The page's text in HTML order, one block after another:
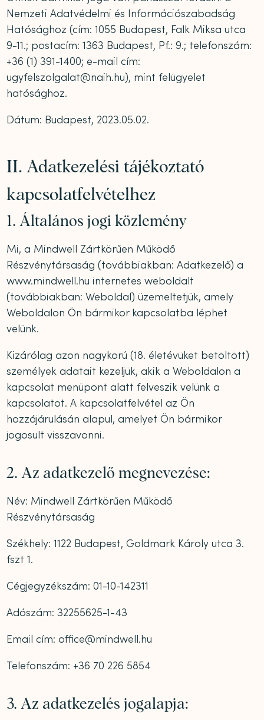
Nemzeti Adatvédelmi és Információszabadság
Hatósághoz (cím: 1055 Budapest, Falk Miksa utca
9-11.; postacím: 1363 Budapest, Pf.: 9.; telefonszám:
+36 (1) 391-1400; e-mail cím:
ugyfelszolgalat@naih.hu), mint felügyelet
hatósághoz.
Dátum: Budapest, 2023.05.02.
II. Adatkezelési tájékoztató
kapcsolatfelvételhez
1. Általános jogi közlemény
Mi, a Mindwell Zártkörűen Működő
Részvénytársaság (továbbiakban: Adatkezelő) a
www.mindwell.hu internetes weboldalt
(továbbiakban: Weboldal) üzemeltetjük, amely
Weboldalon Ön bármikor kapcsolatba léphet
velünk.
Kizárólag azon nagykorú (18. életévüket betöltött)
személyek adatait kezeljük, akik a Weboldalon a
kapcsolat menüpont alatt felveszik velünk a
kapcsolatot. A kapcsolatfelvétel az Ön
hozzájárulásán alapul, amelyet Ön bármikor
jogosult visszavonni.
2. Az adatkezelő megnevezése:
Név: Mindwell Zártkörűen Működő
Részvénytársaság
Székhely: 1122 Budapest, Goldmark Károly utca 3.
fszt 1.
Cégjegyzékszám: 01-10-142311
Adószám: 32255625-1-43
Email cím: office@mindwell.hu
Telefonszám: +36 70 226 5854
3. Az adatkezelés jogalapja: